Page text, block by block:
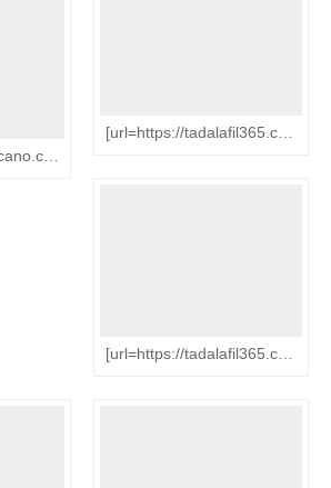
https://cbdoilamericano.com/# cbd oil stores near me [url=https://cbdoilamericano.com/#]buy cbd oil with thc[/url]
[url=https://tadalafil365.com/]tadalafil 5mg[/url] [url=https://doxycycline1.com/]doxycycline[/url] [url=https://motilium5.com/]motilium[/url] [url=https://propecia8.com/]drug finasteride[/url] [url=https://synthroid75.com/]synthroid[/url]